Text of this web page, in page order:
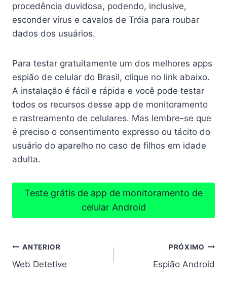
procedência duvidosa, podendo, inclusive,
esconder vírus e cavalos de Tróia para roubar
dados dos usuários.
Para testar gratuitamente um dos melhores apps
espião de celular do Brasil, clique no link abaixo.
A instalação é fácil e rápida e você pode testar
todos os recursos desse app de monitoramento
e rastreamento de celulares. Mas lembre-se que
é preciso o consentimento expresso ou tácito do
usuário do aparelho no caso de filhos em idade
adulta.
Teste grátis de app de monitoramento de
celular Android
Navegação
de
ANTERIOR
Web Detetive
PRÓXIMO
Espião Android